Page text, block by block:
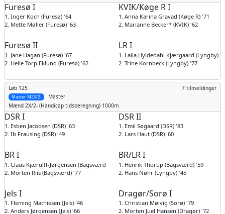
Furesø I
1. Inger Koch (Furesø) '64
2. Mette Møller (Furesø) '63
KVIK/Køge R I
1. Anna Karina Gravad (Køge R) '71
2. Marianne Becker* (KVIK) '62
Furesø II
1. Jane Hagan (Furesø) '67
2. Helle Torp Eklund (Furesø) '62
LR I
1. Laila Hyldedahl Kjærgaard (Lyngby)
2. Trine Kornbeck (Lyngby) '77
Løb 125
Master
7 tilmeldinger
Master M2X/2-
Mænd 2X/2- (Handicap tidsberegning) 1000m
DSR I
1. Esben Jacobsen (DSR) '63
2. Ib Frausing (DSR) '49
DSR II
1. Emil Søgaard (DSR) '83
2. Lars Haut (DSR) '60
BR I
1. Claus Kjærulff-Jørgensen (Bagsværd) '77
2. Morten Riis (Bagsværd) '77
BR/LR I
1. Henrik Thorup (Bagsværd) '59
2. Hans Nøhr (Lyngby) '45
Jels I
1. Fleming Mathiesen (Jels) '46
2. Anders Jørgensen (Jels) '66
Dragør/Sorø I
1. Christian Mølvig (Sorø) '79
2. Morten Juel Hansen (Dragør) '72